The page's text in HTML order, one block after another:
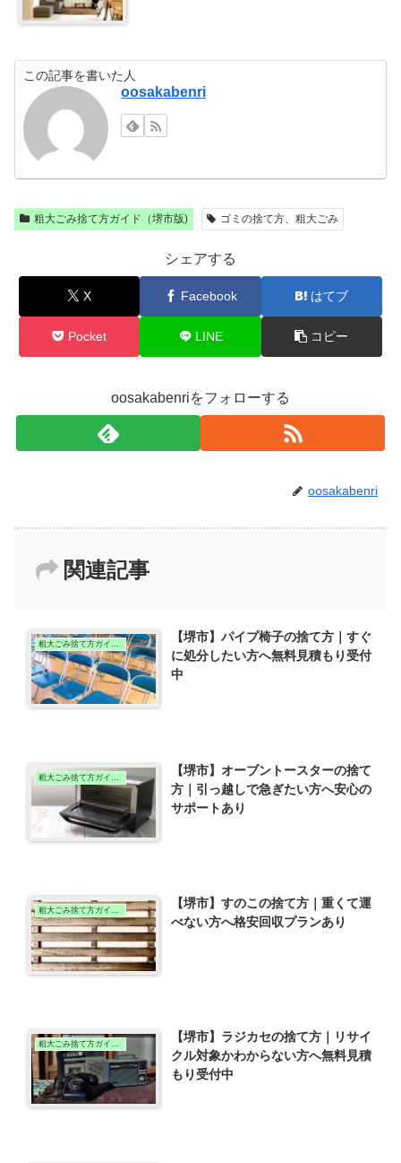
この記事を書いた人
oosakabenri
粗大ごみ捨て方ガイド（堺市版) ゴミの捨て方、粗大ごみ
シェアする
X Facebook はてブ
Pocket LINE コピー
oosakabenriをフォローする
oosakabenri
関連記事
粗大ごみ捨て方ガイド（堺市版)
【堺市】パイプ椅子の捨て方｜すぐ
に処分したい方へ無料見積もり受付
中
粗大ごみ捨て方ガイド（堺市版)
【堺市】オーブントースターの捨て
方｜引っ越しで急ぎたい方へ安心の
サポートあり
粗大ごみ捨て方ガイド（堺市版)
【堺市】すのこの捨て方｜重くて運
べない方へ格安回収プランあり
粗大ごみ捨て方ガイド（堺市版)
【堺市】ラジカセの捨て方｜リサイ
クル対象かわからない方へ無料見積
もり受付中